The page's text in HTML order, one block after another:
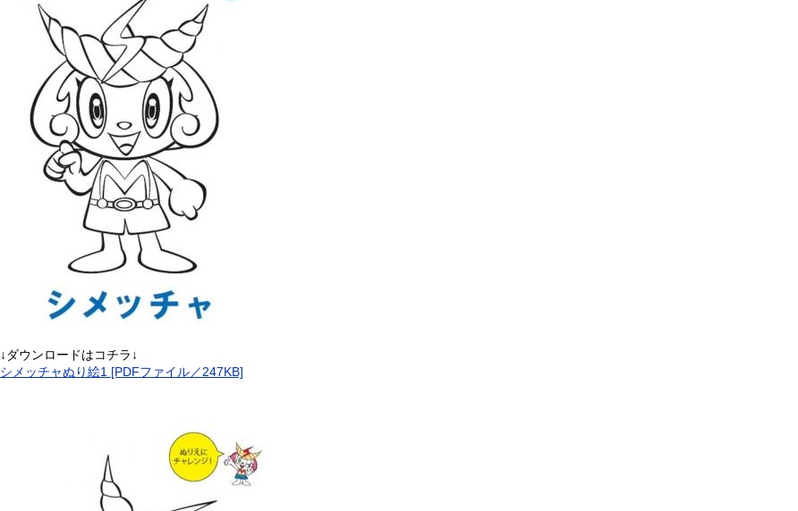
↓ダウンロードはコチラ↓
シメッチャぬり絵1 [PDFファイル／247KB]